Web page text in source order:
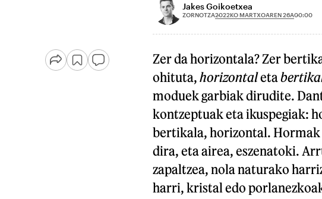
Jakes Goikoetxea
ZORNOTZA2022KO MARTXOAREN 26A00:00
Zer da horizontala? Zer
ohituta, horizontaleta
moduek garbiak dirudite.
kontzeptuak eta ikuspegiak:
bertikala, horizontal.
dira, eta airea, eszenatoki.
zapaltzea, nola naturako
harri, kristal edo